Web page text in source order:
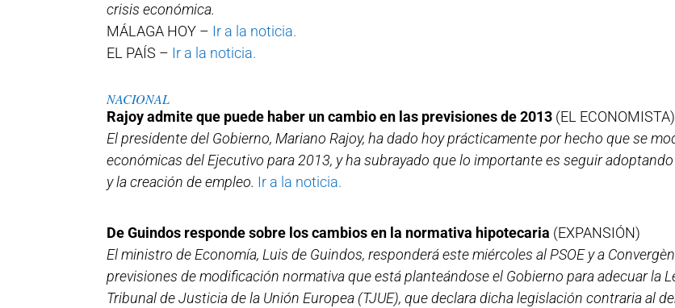
crisis económica.
MÁLAGA HOY – Ir a la noticia.
EL PAÍS – Ir a la noticia.
NACIONAL
Rajoy admite que puede haber un cambio en las previsiones de 2013 (EL ECONOMISTA)
El presidente del Gobierno, Mariano Rajoy, ha dado hoy prácticamente por hecho que se
económicas del Ejecutivo para 2013, y ha subrayado que lo importante es seguir
y la creación de empleo. Ir a la noticia.
De Guindos responde sobre los cambios en la normativa hipotecaria (EXPANSIÓN)
El ministro de Economía, Luis de Guindos, responderá este miércoles al PSOE y a
previsiones de modificación normativa que está planteándose el Gobierno para adecuar la
Tribunal de Justicia de la Unión Europea (TJUE), que declara dicha legislación contraria al